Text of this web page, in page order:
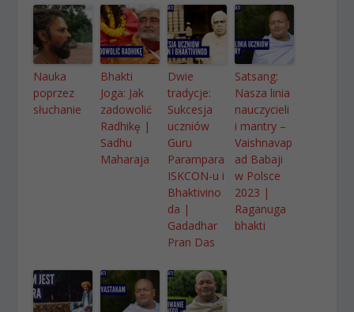
Nauka
poprzez
słuchanie
Bhakti
Joga: Jak
zadowolić
Radhikę |
Sadhu
Maharaja
Dwie
tradycje:
Sukcesja
uczniów
Guru
Parampara
ISKCON-u i
Bhaktivino
da |
Gadadhar
Pran Das
Satsang:
Nasza linia
nauczycieli
i mantry –
Vaishnavap
ad Babaji
w Polsce
2023 |
Raganuga
bhakti